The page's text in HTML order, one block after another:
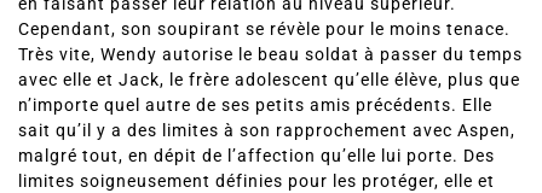
Cependant, son soupirant se révèle pour le moins tenace.
Très vite, Wendy autorise le beau soldat à passer du temps
avec elle et Jack, le frère adolescent qu’elle élève, plus que
n’importe quel autre de ses petits amis précédents. Elle
sait qu’il y a des limites à son rapprochement avec Aspen,
malgré tout, en dépit de l’affection qu’elle lui porte. Des
limites soigneusement définies pour les protéger, elle et